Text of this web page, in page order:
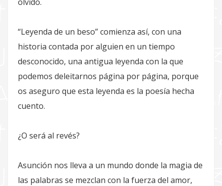
“Leyenda de un beso” comienza así, con una
historia contada por alguien en un tiempo
desconocido, una antigua leyenda con la que
podemos deleitarnos página por página, porque
os aseguro que esta leyenda es la poesía hecha
cuento.
¿O será al revés?
Asunción nos lleva a un mundo donde la magia de
las palabras se mezclan con la fuerza del amor,